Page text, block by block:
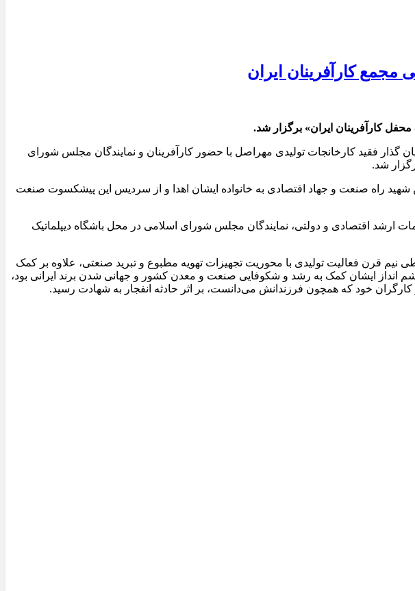
مجمع کارآفرینان ایران
کارآفرینان ایران» برگزار شد.
مقیمی اصل بنیان گذار فقید کارخانجات تولیدی مهراصل با حضور کارآفرینان و نمایندگان مجلس شورای
شد.
شهید راه صنعت و جهاد اقتصادی به خانواده ایشان اهدا و از سردیس این پیشکسوت صنعت
ارشد اقتصادی و دولتی، نمایندگان مجلس شورای اسلامی در محل باشگاه دیپلماتیک
پیشکسوت صنعت و خیر تبریزی بود که طی نیم قرن فعالیت تولیدی با محوریت تجهیزات تهویه مطبوع و تبرید صنعتی، علاوه بر کمک
انداز ایشان کمک به رشد و شکوفایی صنعت و معدن کشور و جهانی شدن برند ایرانی بود،